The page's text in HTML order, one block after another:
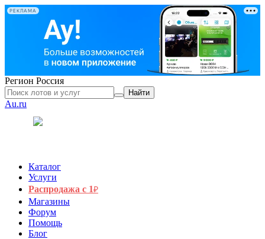
РЕКЛАМА
Регион Россия
Найти
Au.ru
Каталог
Услуги
Распродажа с 1₽
Магазины
Форум
Помощь
Блог